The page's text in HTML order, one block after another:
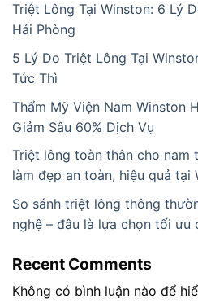
Triệt Lông Tại Winston: 6 Lý
Hải Phòng
5 Lý Do Triệt Lông Tại
Tức Thì
Thẩm Mỹ Viện Nam Winston
Giảm Sâu 60% Dịch Vụ
Triệt lông toàn thân cho nam
làm đẹp an toàn, hiệu quả tại
So sánh triệt lông thông
nghệ – đâu là lựa chọn tối ưu
Recent Comments
Không có bình luận nào để